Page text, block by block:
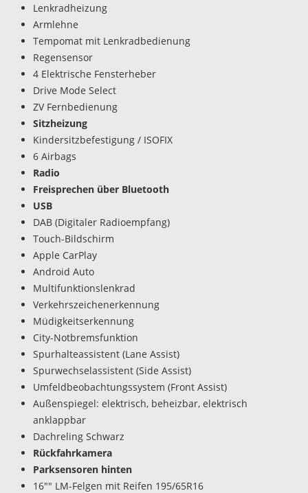
Lenkradheizung
Armlehne
Tempomat mit Lenkradbedienung
Regensensor
4 Elektrische Fensterheber
Drive Mode Select
ZV Fernbedienung
Sitzheizung
Kindersitzbefestigung / ISOFIX
6 Airbags
Radio
Freisprechen über Bluetooth
USB
DAB (Digitaler Radioempfang)
Touch-Bildschirm
Apple CarPlay
Android Auto
Multifunktionslenkrad
Verkehrszeichenerkennung
Müdigkeitserkennung
City-Notbremsfunktion
Spurhalteassistent (Lane Assist)
Spurwechselassistent (Side Assist)
Umfeldbeobachtungssystem (Front Assist)
Außenspiegel: elektrisch, beheizbar, elektrisch
anklappbar
Dachreling Schwarz
Rückfahrkamera
Parksensoren hinten
16"" LM-Felgen mit Reifen 195/65R16